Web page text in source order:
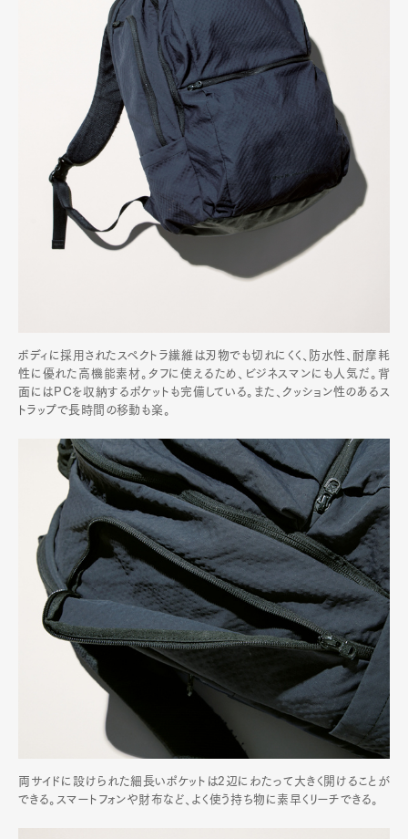
ボディに採用されたスペクトラ繊維は刃物でも切れにくく、防水性、耐摩耗
性に優れた高機能素材。タフに使えるため、ビジネスマンにも人気だ。背
面にはPCを収納するポケットも完備している。また、クッション性のあるス
トラップで長時間の移動も楽。
両サイドに設けられた細長いポケットは2辺にわたって大きく開けることが
できる。スマートフォンや財布など、よく使う持ち物に素早くリーチできる。